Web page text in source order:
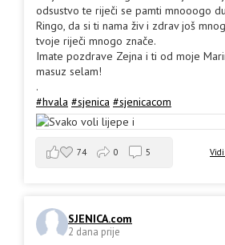
odsustvo te riječi se pamti mnooogo
Ringo, da si ti nama živ i zdrav još
tvoje riječi mnogo znače.
Imate pozdrave Zejna i ti od moje
masuz selam!
.
#hvala #sjenica #sjenicacom
Vidi
74 0 5
SJENICA.com
2 dana prije